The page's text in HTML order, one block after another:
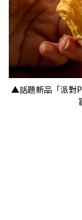
▲話題新品「派對